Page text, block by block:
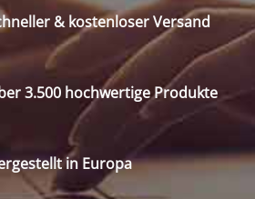
& kostenloser Versand
3.500 hochwertige Produkte
in Europa